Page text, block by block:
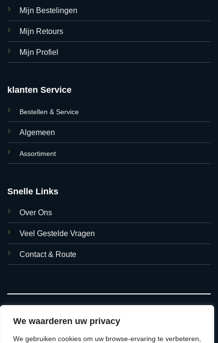
We waarderen uw privacy
We gebruiken cookies om uw browse-ervaring te verbeteren,
Mijn Bestelingen
Mijn Retours
Mijn Profiel
klanten Service
Bestellen & Service
Algemeen
Assortiment
Snelle Links
Over Ons
Veel Gestelde Vragen
Contact & Route